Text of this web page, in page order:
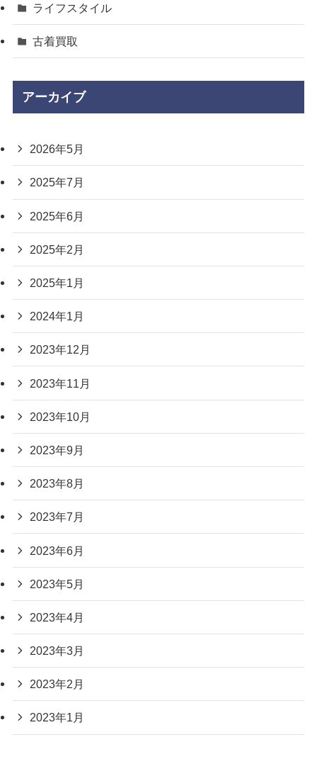
ライフスタイル
古着買取
アーカイブ
2026年5月
2025年7月
2025年6月
2025年2月
2025年1月
2024年1月
2023年12月
2023年11月
2023年10月
2023年9月
2023年8月
2023年7月
2023年6月
2023年5月
2023年4月
2023年3月
2023年2月
2023年1月